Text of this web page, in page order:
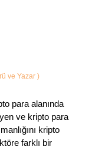
ve Yazar )
para alanında
ve kripto para
kripto
farklı bir